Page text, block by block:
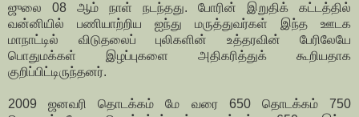
ஜுலை 08 ஆம் நாள் நடந்தது. போரின் இறுதிக் கட்டத்தில்
வன்னியில் பணியாற்றிய ஐந்து மருத்துவர்கள் இந்த ஊடக
மாநாட்டில் விடுதலைப் புலிகளின் உத்தரவின் பேரிலேயே
பொதுமக்கள் இழப்புகளை அதிகரித்துக் கூறியதாக
குறிப்பிட்டிருந்தனர்.
2009 ஜனவரி தொடக்கம் மே வரை 650 தொடக்கம் 750